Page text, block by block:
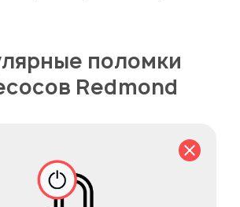
поломки
Redmond